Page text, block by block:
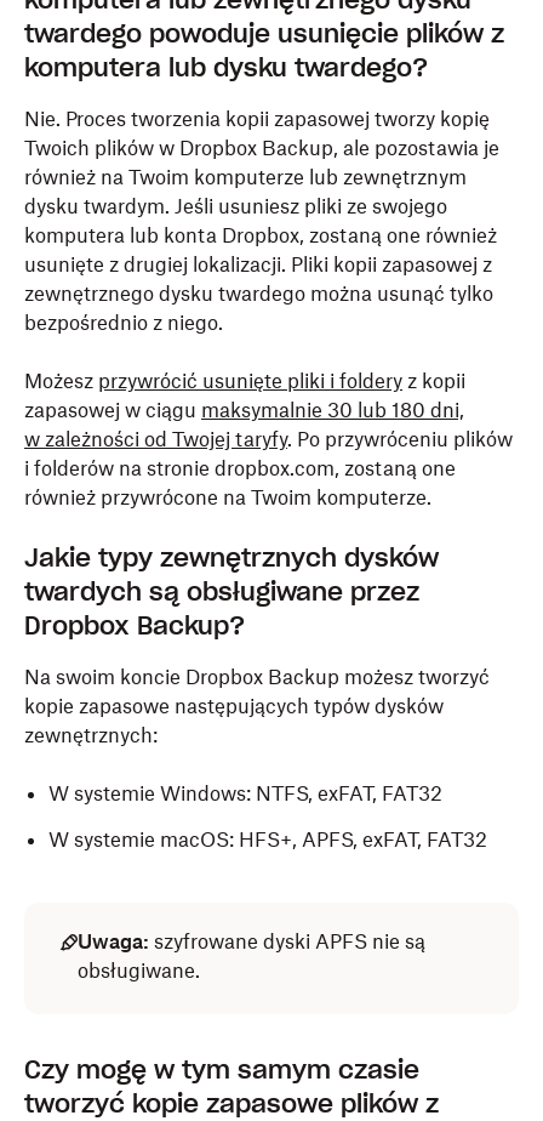
twardego powoduje usunięcie plików z
komputera lub dysku twardego?
Nie. Proces tworzenia kopii zapasowej tworzy kopię
Twoich plików w Dropbox Backup, ale pozostawia je
również na Twoim komputerze lub zewnętrznym
dysku twardym. Jeśli usuniesz pliki ze swojego
komputera lub konta Dropbox, zostaną one również
usunięte z drugiej lokalizacji. Pliki kopii zapasowej z
zewnętrznego dysku twardego można usunąć tylko
bezpośrednio z niego.
Możesz przywrócić usunięte pliki i foldery z kopii
zapasowej w ciągu maksymalnie 30 lub 180 dni,
w zależności od Twojej taryfy. Po przywróceniu plików
i folderów na stronie dropbox.com, zostaną one
również przywrócone na Twoim komputerze.
Jakie typy zewnętrznych dysków
twardych są obsługiwane przez
Dropbox Backup?
Na swoim koncie Dropbox Backup możesz tworzyć
kopie zapasowe następujących typów dysków
zewnętrznych:
W systemie Windows: NTFS, exFAT, FAT32
W systemie macOS: HFS+, APFS, exFAT, FAT32
Uwaga: szyfrowane dyski APFS nie są
obsługiwane.
Czy mogę w tym samym czasie
tworzyć kopie zapasowe plików z